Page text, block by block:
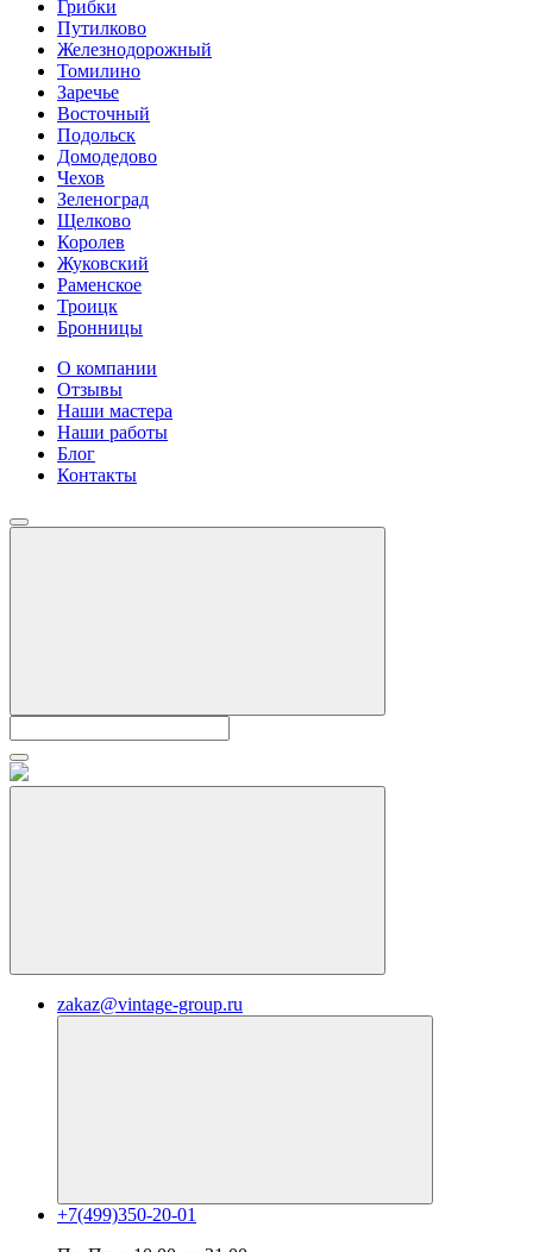
Грибки
Путилково
Железнодорожный
Томилино
Заречье
Восточный
Подольск
Домодедово
Чехов
Зеленоград
Щелково
Королев
Жуковский
Раменское
Троицк
Бронницы
О компании
Отзывы
Наши мастера
Наши работы
Блог
Контакты
zakaz@vintage-group.ru
+7(499)350-20-01